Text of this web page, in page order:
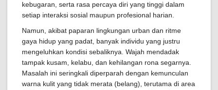
kebugaran, serta rasa percaya diri yang tinggi dalam
setiap interaksi sosial maupun profesional harian.
Namun, akibat paparan lingkungan urban dan ritme
gaya hidup yang padat, banyak individu yang justru
mengeluhkan kondisi sebaliknya. Wajah mendadak
tampak kusam, kelabu, dan kehilangan rona segarnya.
Masalah ini seringkali diperparah dengan kemunculan
warna kulit yang tidak merata (belang), terutama di area